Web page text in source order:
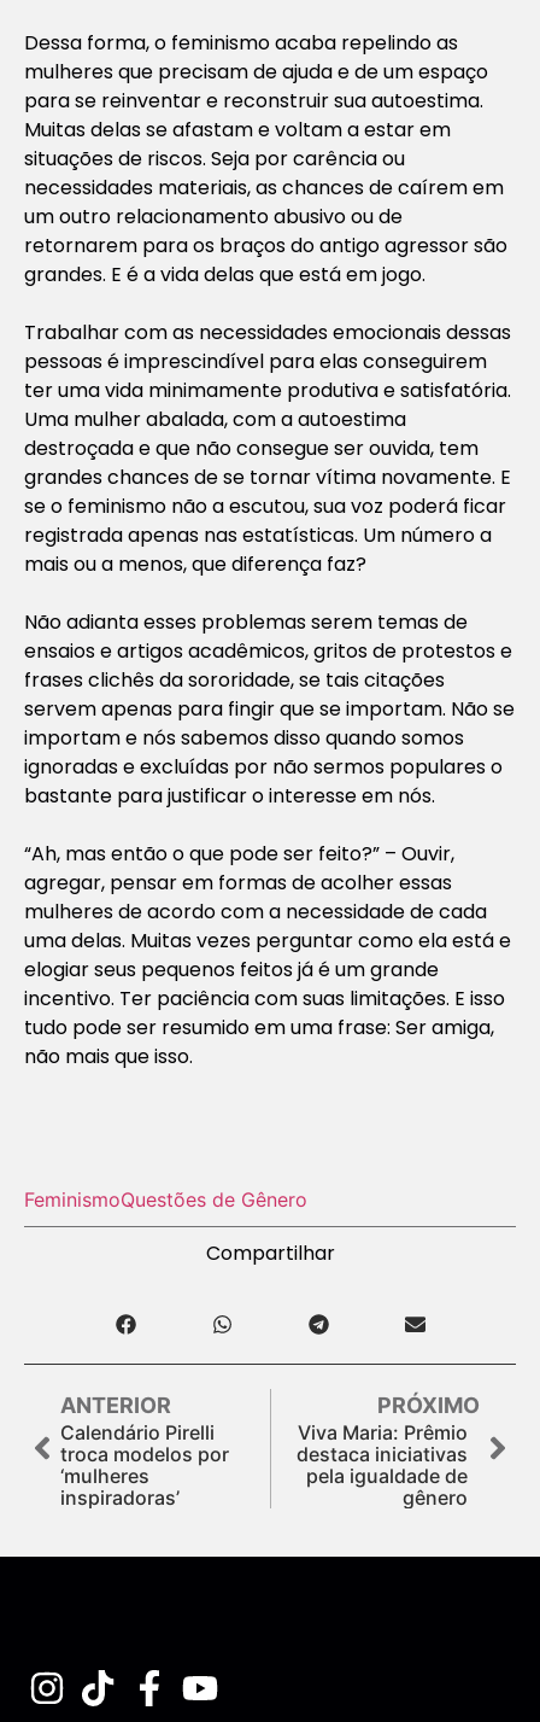
Dessa forma, o feminismo acaba repelindo as
mulheres que precisam de ajuda e de um espaço
para se reinventar e reconstruir sua autoestima.
Muitas delas se afastam e voltam a estar em
situações de riscos. Seja por carência ou
necessidades materiais, as chances de caírem em
um outro relacionamento abusivo ou de
retornarem para os braços do antigo agressor são
grandes. E é a vida delas que está em jogo.
Trabalhar com as necessidades emocionais dessas
pessoas é imprescindível para elas conseguirem
ter uma vida minimamente produtiva e satisfatória.
Uma mulher abalada, com a autoestima
destroçada e que não consegue ser ouvida, tem
grandes chances de se tornar vítima novamente. E
se o feminismo não a escutou, sua voz poderá ficar
registrada apenas nas estatísticas. Um número a
mais ou a menos, que diferença faz?
Não adianta esses problemas serem temas de
ensaios e artigos acadêmicos, gritos de protestos e
frases clichês da sororidade, se tais citações
servem apenas para fingir que se importam. Não se
importam e nós sabemos disso quando somos
ignoradas e excluídas por não sermos populares o
bastante para justificar o interesse em nós.
“Ah, mas então o que pode ser feito?” – Ouvir,
agregar, pensar em formas de acolher essas
mulheres de acordo com a necessidade de cada
uma delas. Muitas vezes perguntar como ela está e
elogiar seus pequenos feitos já é um grande
incentivo. Ter paciência com suas limitações. E isso
tudo pode ser resumido em uma frase: Ser amiga,
não mais que isso.
FeminismoQuestões de Gênero
Compartilhar
ANTERIOR
Calendário Pirelli
troca modelos por
‘mulheres
inspiradoras’
PRÓXIMO
Viva Maria: Prêmio
destaca iniciativas
pela igualdade de
gênero